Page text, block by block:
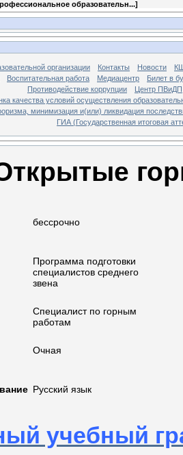
образовательн...]
организации Контакты Новости
Воспитательная работа Медиацентр
Билет в
Противодействие коррупции
Центр ПВиДП
качества условий осуществления
минимизация и(или) ликвидация
ГИА (Государственная итоговая
бессрочно
Программа подготовки
специалистов среднего
звена
Специалист по горным
работам
Очная
Русский язык
учебный